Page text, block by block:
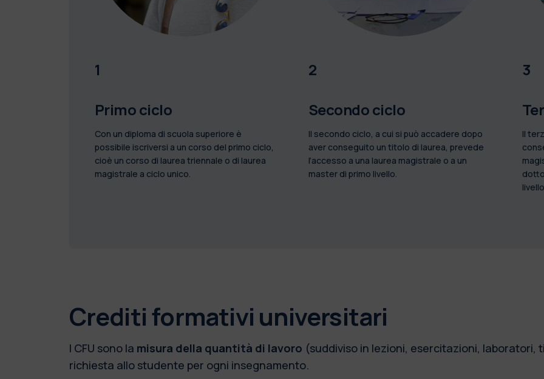
1
Primo ciclo
Con un diploma di scuola superiore è
possibile iscriversi a un corso del primo ciclo,
cioè un corso di laurea triennale o di laurea
magistrale a ciclo unico.
2
Secondo ciclo
Il secondo ciclo, a cui si può accadere dopo
aver conseguito un titolo di laurea, prevede
l’accesso a una laurea magistrale o a un
master di primo livello.
3
Il
Crediti formativi universitari
I CFU sono la misura della quantità di lavoro (suddiviso in lezioni, esercitazioni,
richiesta allo studente per ogni insegnamento.